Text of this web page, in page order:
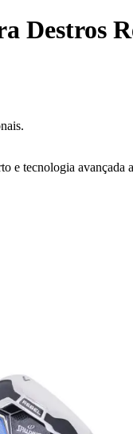
Destros
e tecnologia avançada